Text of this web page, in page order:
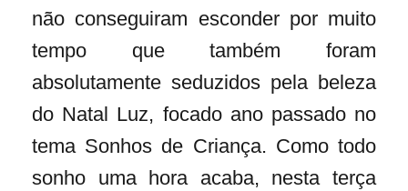
não conseguiram esconder por muito
tempo que também foram
absolutamente seduzidos pela beleza
do Natal Luz, focado ano passado no
tema Sonhos de Criança. Como todo
sonho uma hora acaba, nesta terça